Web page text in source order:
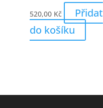
520,00 Kč
Přidat
do košíku